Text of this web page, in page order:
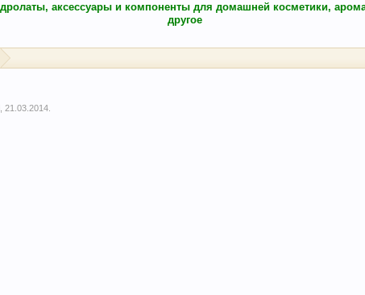
аксессуары и компоненты для домашней косметики,
другое
,21.03.2014